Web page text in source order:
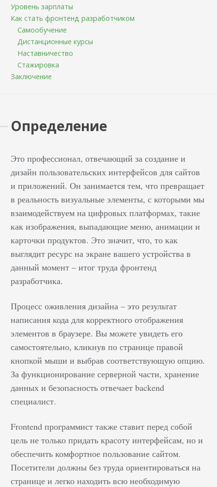
Уровень зарплаты
Как стать фронтенд разработчиком
Самообучение
Дистанционные курсы
Наставничество
Стажировка
Заключение
Определение
Это профессионал, отвечающий за создание и
дизайн пользовательских интерфейсов для сайтов
и приложений. Он занимается тем, что превращает
в реальность визуальные элементы, с которыми мы
взаимодействуем на цифровых платформах, такие
как изображения, выпадающие меню, анимации и
карточки продуктов. Это значит, что, то как
выглядит ресурс на экране вашего устройства в
данный момент – итог труда фронтенд
разработчика.
Процесс оживления дизайна – это результат
написания кода для корректного отображения
элементов в браузере. Вы можете увидеть его
самостоятельно, кликнув по странице правой
кнопкой мыши и выбрав соответствующую опцию.
За функционирование серверной части, хранение
данных и безопасность отвечает backend
специалист.
Frontend программист также ставит перед собой
цель не только придать красоту интерфейсам, но и
обеспечить комфортное пользование сайтом.
Посетители должны без труда ориентироваться на
странице и легко находить всю необходимую